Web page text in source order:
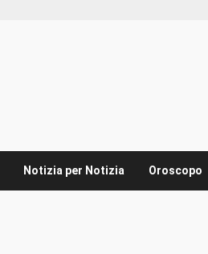
Notizia per Notizia Oroscopo